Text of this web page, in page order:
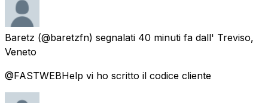
Baretz (@baretzfn) segnalati 40 minuti fa dall' Treviso,
Veneto
@FASTWEBHelp vi ho scritto il codice cliente